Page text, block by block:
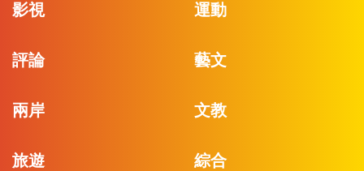
影視 運動
評論 藝文
兩岸 文教
旅遊 綜合